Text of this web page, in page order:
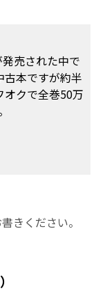
売された中で
本ですが約半
クで全巻50万
きください。